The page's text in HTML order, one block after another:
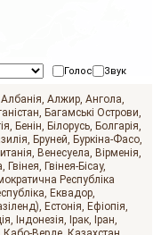
Голос Звук
Албанія Алжир Ангола
Багамські Острови
Бенін Білорусь Болгарія
Бруней
Буркіна-Фасо
Венесуела
Вірменія
Гвінея
Гвінея-Бісау
Республіка
Еквадор
Естонія
Ефіопія
Індонезія Ірак
Іран